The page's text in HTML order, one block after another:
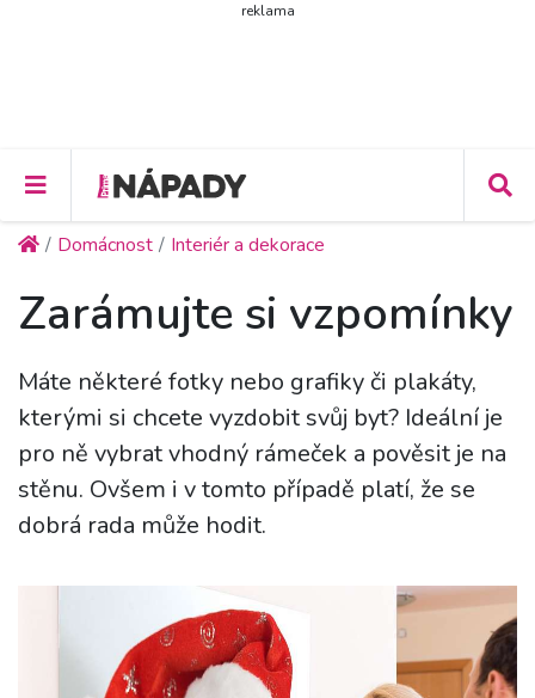
reklama
Domácnost Interiér a dekorace
Zarámujte si vzpomínky
Máte některé fotky nebo grafiky či plakáty,
kterými si chcete vyzdobit svůj byt? Ideální je
pro ně vybrat vhodný rámeček a pověsit je na
stěnu. Ovšem i v tomto případě platí, že se
dobrá rada může hodit.